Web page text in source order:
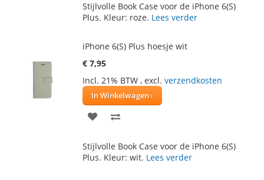
AAN TE
Stijlvolle Book Case voor de iPhone 6(S)
Plus. Kleur: roze. Lees verder
iPhone 6(S) Plus hoesje wit
€ 7,95
Incl. 21% BTW , excl. verzendkosten
In Winkelwagen
VOEG
AAN TE
Stijlvolle Book Case voor de iPhone 6(S)
Plus. Kleur: wit. Lees verder